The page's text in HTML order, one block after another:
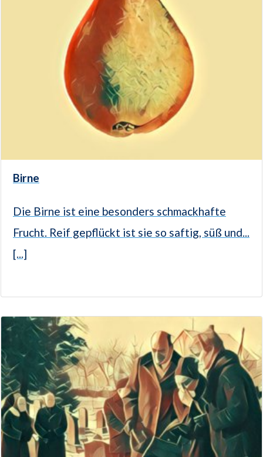
Birne
Die Birne ist eine besonders schmackhafte
Frucht. Reif gepflückt ist sie so saftig, süß und...
[...]